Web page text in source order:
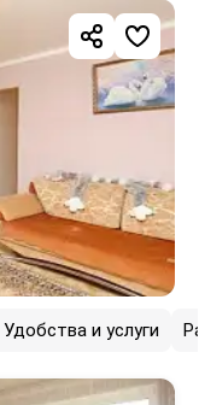
Удобства и услуги